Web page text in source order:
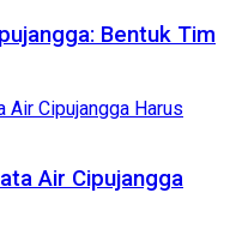
Bentuk Tim
Air Cipujangga